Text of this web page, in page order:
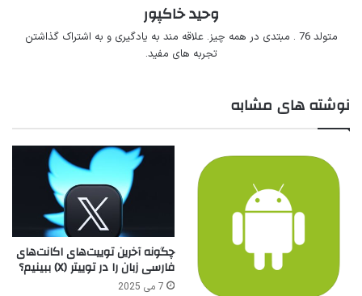
وحید خاکپور
متولد 76 . مبتدی در همه چیز. علاقه مند به یادگیری و به اشتراک گذاشتن
تجربه های مفید.
نوشته های مشابه
چگونه آخرین توییت‌های اکانت‌های
فارسی زبان را در توییتر (X) ببینیم؟
7 می 2025